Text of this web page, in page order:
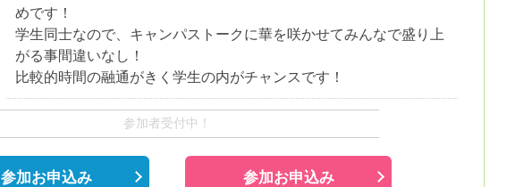
めです！
学生同士なので、キャンパストークに華を咲かせてみんなで盛り上
がる事間違いなし！
比較的時間の融通がきく学生の内がチャンスです！
参加者受付中！
参加お申込み 参加お申込み